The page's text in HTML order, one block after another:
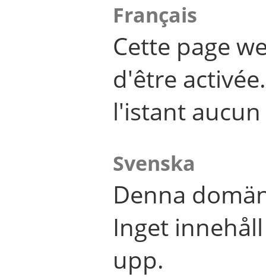
Français
Cette page
d'être
l'istant
Svenska
Denna
Inget
upp.